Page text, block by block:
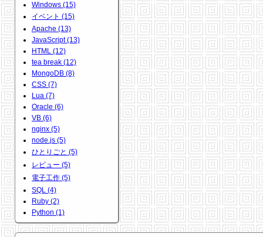
Windows (15)
イベント (15)
Apache (13)
JavaScript (13)
HTML (12)
tea break (12)
MongoDB (8)
CSS (7)
Lua (7)
Oracle (6)
VB (6)
nginx (5)
node.js (5)
ひとりごと (5)
レビュー (5)
電子工作 (5)
SQL (4)
Ruby (2)
Python (1)